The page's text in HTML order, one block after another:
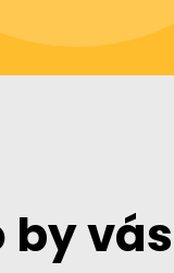
by